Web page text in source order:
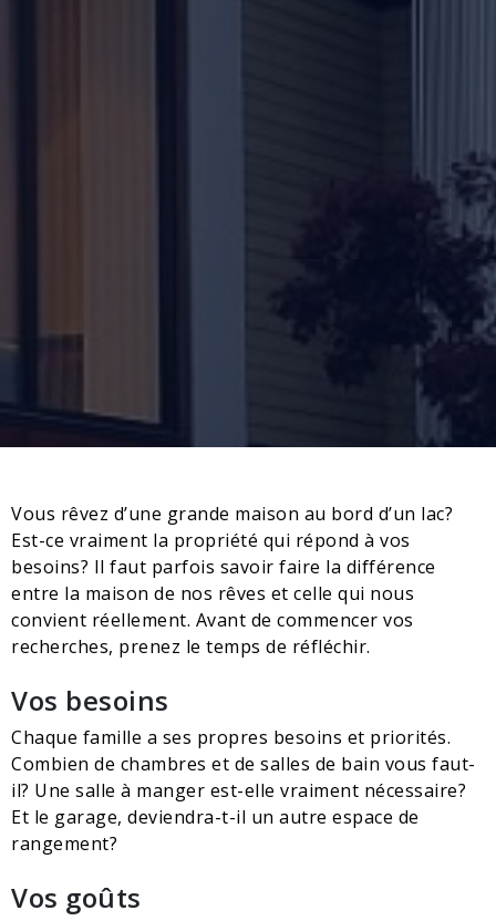
Vous rêvez d’une grande maison au bord d’un lac?
Est-ce vraiment la propriété qui répond à vos
besoins? Il faut parfois savoir faire la différence
entre la maison de nos rêves et celle qui nous
convient réellement. Avant de commencer vos
recherches, prenez le temps de réfléchir.
Vos besoins
Chaque famille a ses propres besoins et priorités.
Combien de chambres et de salles de bain vous faut-
il? Une salle à manger est-elle vraiment nécessaire?
Et le garage, deviendra-t-il un autre espace de
rangement?
Vos goûts